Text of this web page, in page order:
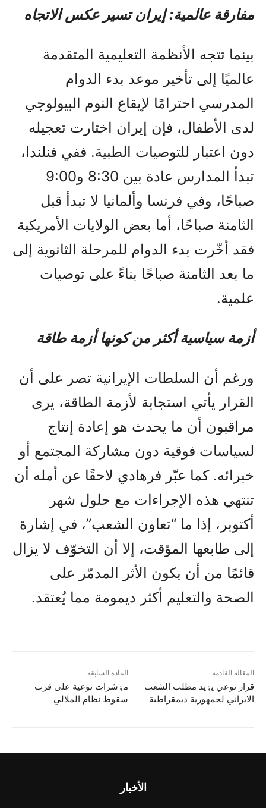
مفارقة عالمية: إيران تسير عكس الاتجاه
بينما تتجه الأنظمة التعليمية المتقدمة
عالميًا إلى تأخير موعد بدء الدوام
المدرسي احترامًا لإيقاع النوم البيولوجي
لدى الأطفال، فإن إيران اختارت تعجيله
دون اعتبار للتوصيات الطبية. ففي فنلندا،
تبدأ المدارس عادة بين 8:30 و9:00
صباحًا، وفي فرنسا وألمانيا لا تبدأ قبل
الثامنة صباحًا، أما بعض الولايات الأمريكية
فقد أخّرت بدء الدوام للمرحلة الثانوية إلى
ما بعد الثامنة صباحًا بناءً على توصيات
علمية.
أزمة سياسية أكثر من كونها أزمة طاقة
ورغم أن السلطات الإيرانية تصر على أن
القرار يأتي استجابة لأزمة الطاقة، يرى
مراقبون أن ما يحدث هو إعادة إنتاج
لسياسات فوقية دون مشاركة المجتمع أو
خبرائه. كما عبّر فرهادي لاحقًا عن أمله أن
تنتهي هذه الإجراءات مع حلول شهر
أكتوبر، إذا ما “تعاون الشعب”، في إشارة
إلى طابعها المؤقت، إلا أن التخوّف لا يزال
قائمًا من أن يكون الأثر المدمّر على
الصحة والتعليم أكثر ديمومة مما يُعتقد.
المادة السابقة
مٶشرات نوعية على قرب
سقوط نظام الملالي
المقالة القادمة
قرار نوعي يٶيد مطلب الشعب
الايراني لجمهورية ديمقراطية
الأخبار